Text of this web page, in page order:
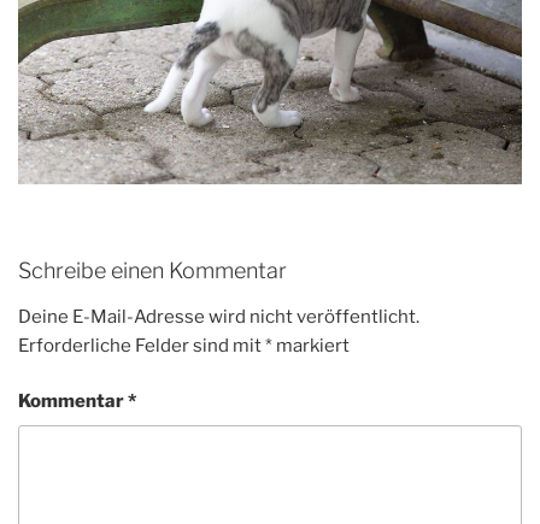
Schreibe einen Kommentar
Deine E-Mail-Adresse wird nicht veröffentlicht.
Erforderliche Felder sind mit* markiert
Kommentar*